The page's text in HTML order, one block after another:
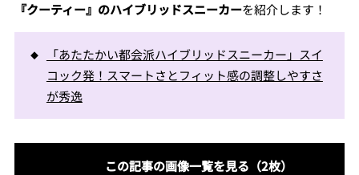
『クーティー』のハイブリッドスニーカーを紹介します！
「あたたかい都会派ハイブリッドスニーカー」スイ
コック発！スマートさとフィット感の調整しやすさ
が秀逸
この記事の画像一覧を見る（2枚）